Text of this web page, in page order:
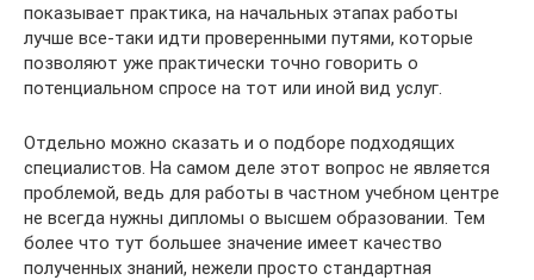
показывает практика, на начальных этапах работы
лучше все-таки идти проверенными путями, которые
позволяют уже практически точно говорить о
потенциальном спросе на тот или иной вид услуг.
Отдельно можно сказать и о подборе подходящих
специалистов. На самом деле этот вопрос не является
проблемой, ведь для работы в частном учебном центре
не всегда нужны дипломы о высшем образовании. Тем
более что тут большее значение имеет качество
полученных знаний, нежели просто стандартная